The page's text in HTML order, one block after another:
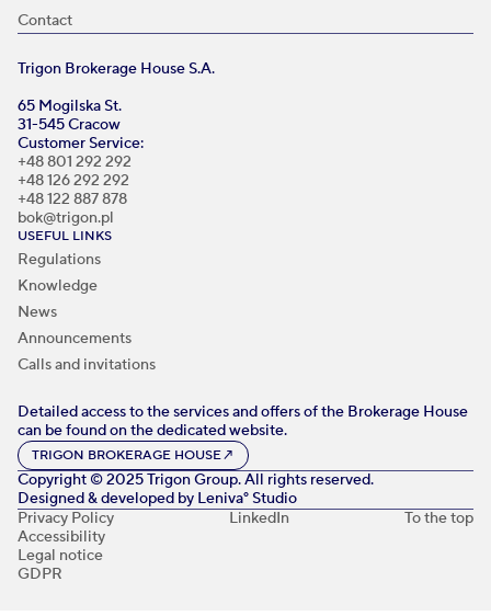
Contact
Trigon Brokerage House S.A.
65 Mogilska St.
31-545 Cracow
Customer Service:
+48 801 292 292
+48 126 292 292
+48 122 887 878
bok@trigon.pl
USEFUL LINKS
Regulations
Knowledge
News
Announcements
Calls and invitations
Detailed access to the services and offers of the Brokerage House
can be found on the dedicated website.
TRIGON BROKERAGE HOUSE↗
Copyright © 2025 Trigon Group. All rights reserved.
Designed & developed by Leniva° Studio
Privacy Policy
Accessibility
Legal notice
GDPR
LinkedIn To the top